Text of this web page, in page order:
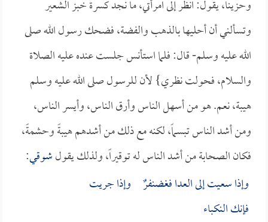
وحزيناً، يقول: انظر إلى امرأتي، ما نجد كسرة خبز الشعير
وتسألني أن أحليها بالذهب والفضة، فضحك رسول الله صلى
الله عليه وسلم- قال: فلما استأنس جلست عنده عليه الصلاة
والسلام، فحولت نظري} لأن للرسول صلى الله عليه وسلم
هيبة، نعم. هو من أسهل الناس وأرق الناس، وأيسر الناس،
ومن أشد الناس تبسماً، لكنه مع ذلك من أشدهم هيبةً وحشمةً،
فكان الصحابة من أشد الناس له توقيراً، ولذلك يقولشوقي:
وإذا سعيت إلى العدا فغضنفرٌ وإذا جريت
فإنك النكباء